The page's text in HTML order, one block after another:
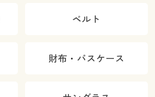
ベルト
財布・パスケース